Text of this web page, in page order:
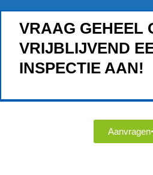
VRAAG GEHEEL
VRIJBLIJVEND
INSPECTIE AAN!
Aanvragen